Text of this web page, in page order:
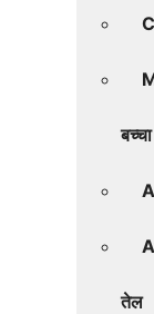
बच्चा
तेल